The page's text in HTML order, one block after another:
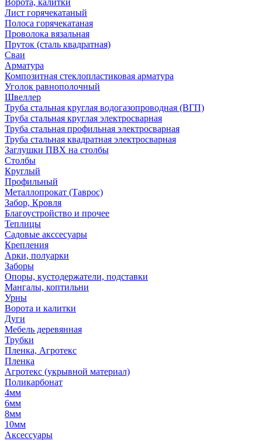
Ворота, калитки
Лист горячекатаный
Полоса горячекатаная
Проволока вязальная
Пруток (сталь квадратная)
Сваи
Арматура
Композитная стеклопластиковая арматура
Уголок равнополочный
Швеллер
Труба стальная круглая водогазопроводная (ВГП)
Труба стальная круглая электросварная
Труба стальная профильная электросварная
Труба стальная квадратная электросварная
Заглушки ПВХ на столбы
Столбы
Круглый
Профильный
Металлопрокат (Таврос)
Забор, Кровля
Благоустройство и прочее
Теплицы
Садовые акссесуары
Крепления
Арки, полуарки
Заборы
Опоры, кустодержатели, подставки
Мангалы, коптильни
Урны
Ворота и калитки
Дуги
Мебель деревянная
Трубки
Пленка, Агротекс
Пленка
Агротекс (укрывной материал)
Поликарбонат
4мм
6мм
8мм
10мм
Аксессуары